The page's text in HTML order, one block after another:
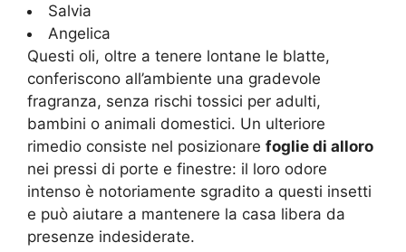
Salvia
Angelica
Questi oli, oltre a tenere lontane le blatte,
conferiscono all’ambiente una gradevole
fragranza, senza rischi tossici per adulti,
bambini o animali domestici. Un ulteriore
rimedio consiste nel posizionare foglie di alloro
nei pressi di porte e finestre: il loro odore
intenso è notoriamente sgradito a questi insetti
e può aiutare a mantenere la casa libera da
presenze indesiderate.